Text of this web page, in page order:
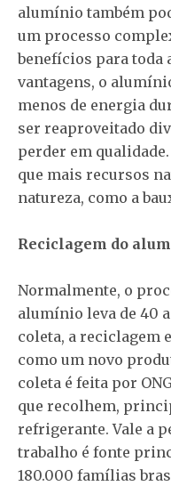
alumínio também
um processo
benefícios para toda
vantagens, o
menos de energia
ser reaproveitado
perder em
que mais recursos
natureza, como a
Reciclagem do
Normalmente, o
alumínio leva de 40
coleta, a reciclagem
como um novo
coleta é feita por
que recolhem,
refrigerante. Vale a
trabalho é fonte
180.000 famílias